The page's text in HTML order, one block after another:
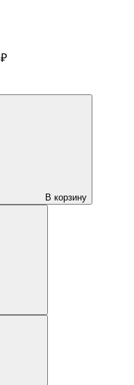
₽
В корзину